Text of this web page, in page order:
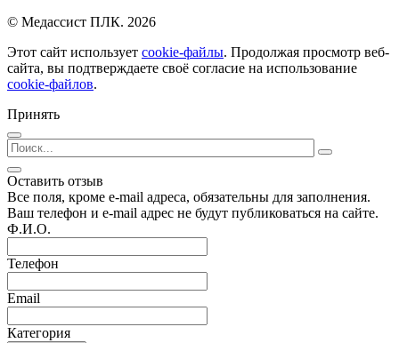
© Медассист ПЛК. 2026
Этот сайт использует cookie-файлы. Продолжая просмотр веб-
сайта, вы подтверждаете своё согласие на использование
cookie-файлов.
Принять
Оставить отзыв
Все поля, кроме e-mail адреса, обязательны для заполнения.
Ваш телефон и e-mail адрес не будут публиковаться на сайте.
Ф.И.О.
Телефон
Email
Категория